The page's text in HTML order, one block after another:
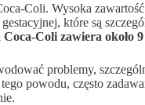
Coli. Wysoka
które są
Coli zawiera około
problemy,
powodu, często